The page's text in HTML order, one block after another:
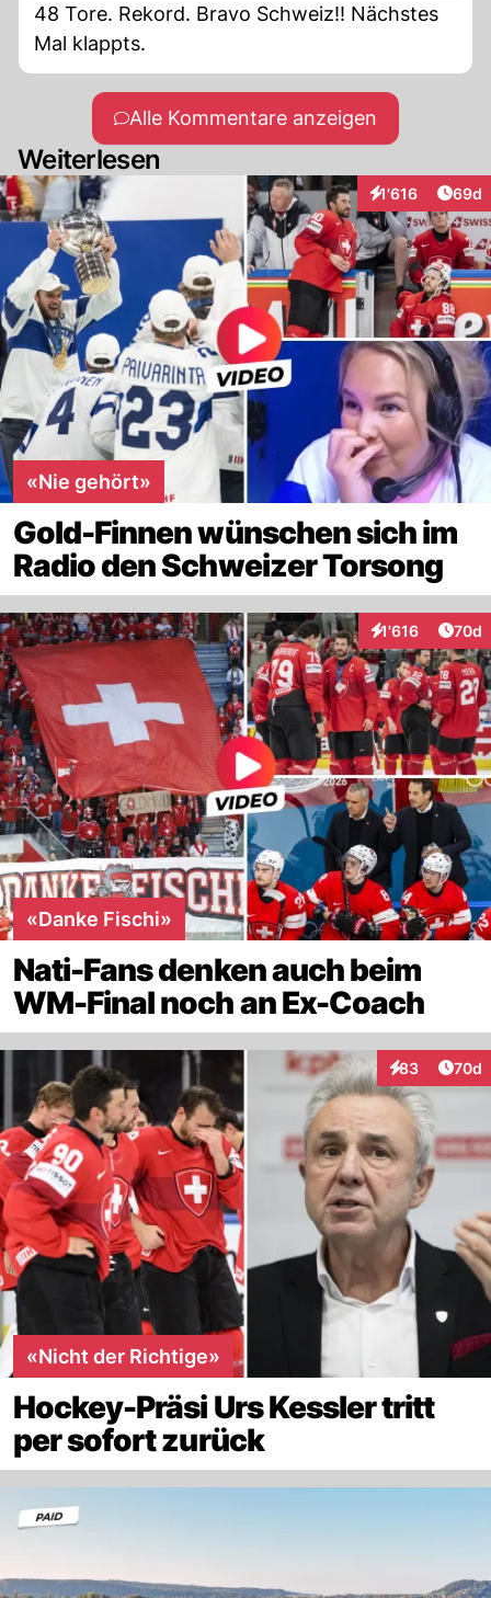
48 Tore. Rekord. Bravo Schweiz!! Nächstes
Mal klappts.
Alle Kommentare anzeigen
Weiterlesen
1'616
Interaktionen69d
«Nie gehört»
Gold-Finnen wünschen sich im
Radio den Schweizer Torsong
1'616
Interaktionen70d
«Danke Fischi»
Nati-Fans denken auch beim
WM-Final noch an Ex-Coach
83
Interaktionen
70d
«Nicht der Richtige»
Hockey-Präsi Urs Kessler tritt
per sofort zurück